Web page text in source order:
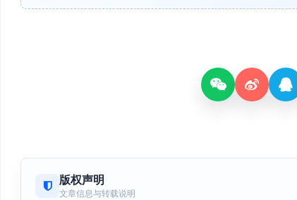
版权声明
文章信息与转载说明